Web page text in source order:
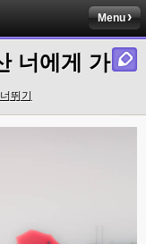
Menu
너에게 가
뛰기